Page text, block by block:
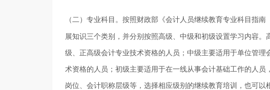
（二）专业科目。按照财政部《会计人员继续教育专业科目指南
展知识三个类别，并分别按照高级、中级和初级设置学习内容
级、正高级会计专业技术资格的人员；中级主要适用于单位管
术资格的人员；初级主要适用于在一线从事会计基础工作的人
岗位、会计职称层级等，选择相应级别的继续教育培训，也